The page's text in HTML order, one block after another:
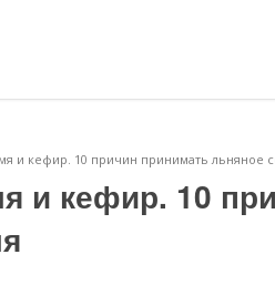
и кефир. 10 причин принимать льняное
и кефир. 10